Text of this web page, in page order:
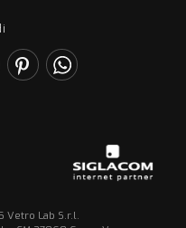
Vetro Lab S.r.l.